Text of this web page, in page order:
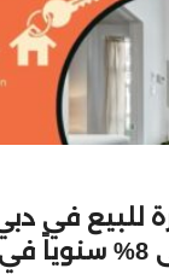
للبيع في
إيجاري حتى 8%